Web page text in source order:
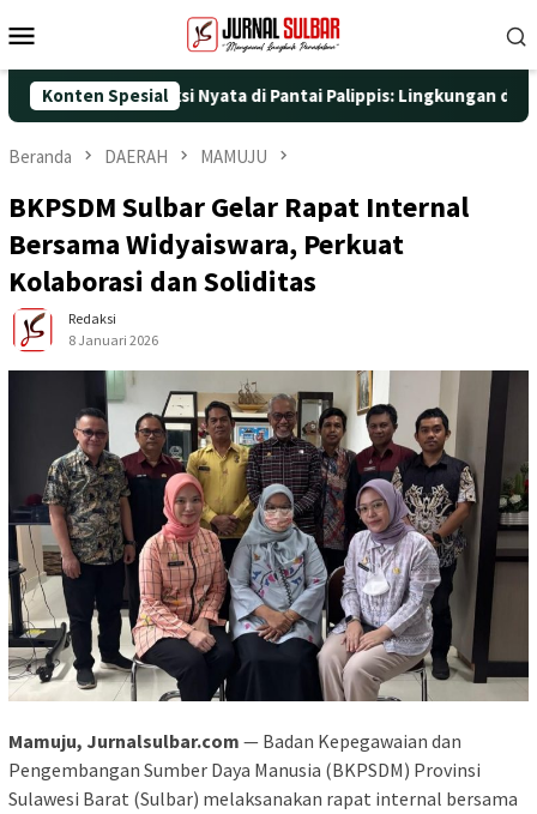
ke
Mobile
Konten Spesial
dengan Aksi Nyata di Pantai Palippis: Lingkungan dan
Beranda DAERAH MAMUJU
BKPSDM Sulbar Gelar Rapat Internal
Bersama Widyaiswara, Perkuat
Kolaborasi dan Soliditas
Redaksi
8 Januari 2026
Mamuju, Jurnalsulbar.com — Badan Kepegawaian dan
Pengembangan Sumber Daya Manusia (BKPSDM) Provinsi
Sulawesi Barat (Sulbar) melaksanakan rapat internal bersama